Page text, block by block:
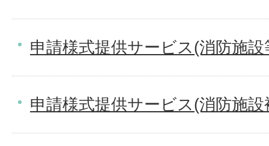
申請様式提供サービス(消防施
申請様式提供サービス(消防施